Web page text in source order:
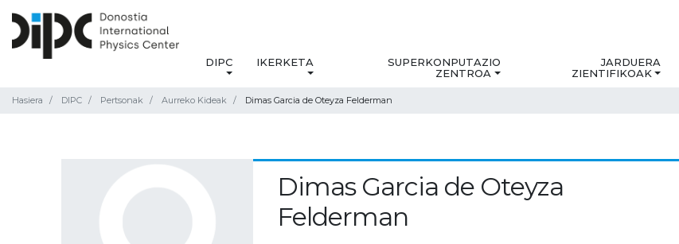
DIPC IKERKETA
SUPERKONPUTAZIO
ZENTROA
JARDUERA
ZIENTIFIKOAK
Hasiera DIPC Pertsonak Aurreko Kideak Dimas Garcia de Oteyza Felderman
Dimas Garcia de Oteyza
Felderman